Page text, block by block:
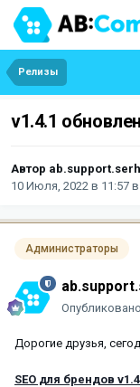
Релизы
v1.4.1
Автор
10 Июля, 2022 в 11:57 в
Администраторы
Опубликовано
Дорогие друзья,
SEO для брендов